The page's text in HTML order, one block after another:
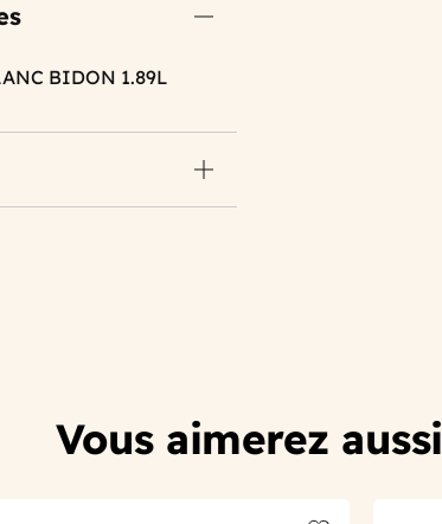
BIDON 1.89L
Vous aimerez aussi